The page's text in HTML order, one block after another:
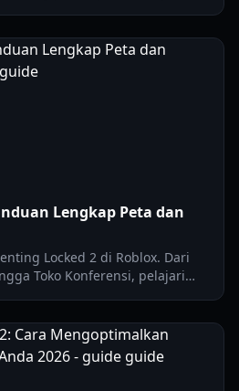
Lengkap Peta dan
Locked 2 di Roblox. Dari
Toko Konferensi, pelajari